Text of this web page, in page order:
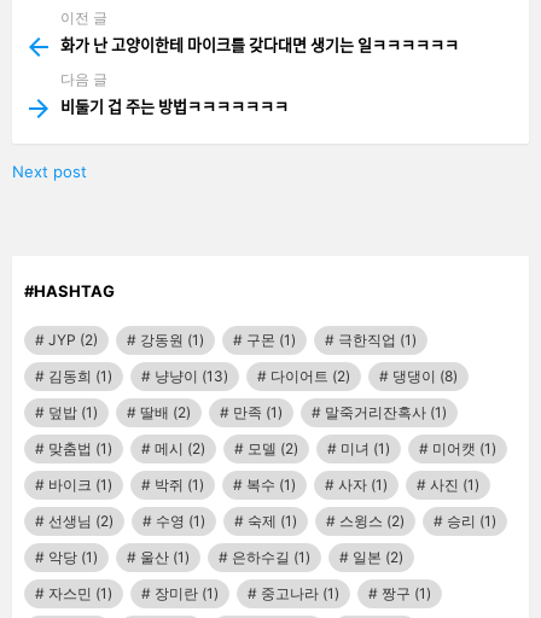
more
이전 글
화가 난 고양이한테 마이크를 갖다대면 생기는 일ㅋㅋㅋㅋㅋㅋ
다음 글
비둘기 겁 주는 방법ㅋㅋㅋㅋㅋㅋㅋ
Next post
#HASHTAG
JYP (2) 강동원 (1) 구몬 (1) 극한직업 (1)
김동희 (1) 냥냥이 (13) 다이어트 (2) 댕댕이 (8)
덮밥 (1) 딸배 (2) 만족 (1) 말죽거리잔혹사 (1)
맞춤법 (1) 메시 (2) 모델 (2) 미녀 (1) 미어캣 (1)
바이크 (1) 박쥐 (1) 복수 (1) 사자 (1) 사진 (1)
선생님 (2) 수영 (1) 숙제 (1) 스윙스 (2) 승리 (1)
악당 (1) 울산 (1) 은하수길 (1) 일본 (2)
자스민 (1) 장미란 (1) 중고나라 (1) 짱구 (1)